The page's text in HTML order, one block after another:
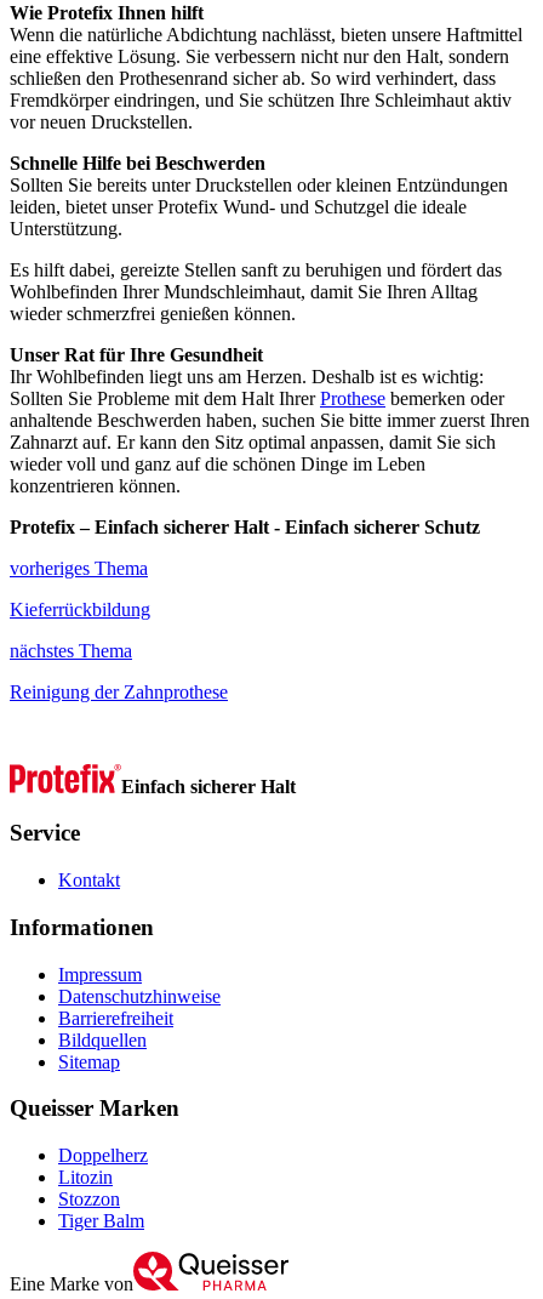
Wie Protefix Ihnen hilft
Wenn die natürliche Abdichtung nachlässt, bieten unsere Haftmittel
eine effektive Lösung. Sie verbessern nicht nur den Halt, sondern
schließen den Prothesenrand sicher ab. So wird verhindert, dass
Fremdkörper eindringen, und Sie schützen Ihre Schleimhaut aktiv
vor neuen Druckstellen.
Schnelle Hilfe bei Beschwerden
Sollten Sie bereits unter Druckstellen oder kleinen Entzündungen
leiden, bietet unser Protefix Wund- und Schutzgel die ideale
Unterstützung.
Es hilft dabei, gereizte Stellen sanft zu beruhigen und fördert das
Wohlbefinden Ihrer Mundschleimhaut, damit Sie Ihren Alltag
wieder schmerzfrei genießen können.
Unser Rat für Ihre Gesundheit
Ihr Wohlbefinden liegt uns am Herzen. Deshalb ist es wichtig:
Sollten Sie Probleme mit dem Halt IhrerProthese bemerken oder
anhaltende Beschwerden haben, suchen Sie bitte immer zuerst Ihren
Zahnarzt auf. Er kann den Sitz optimal anpassen, damit Sie sich
wieder voll und ganz auf die schönen Dinge im Leben
konzentrieren können.
Protefix – Einfach sicherer Halt - Einfach sicherer Schutz
vorheriges Thema
Kieferrückbildung
nächstes Thema
Reinigung der Zahnprothese
Einfach sicherer Halt
Service
Kontakt
Informationen
Impressum
Datenschutzhinweise
Barrierefreiheit
Bildquellen
Sitemap
Queisser Marken
Doppelherz
Litozin
Stozzon
Tiger Balm
Eine Marke von